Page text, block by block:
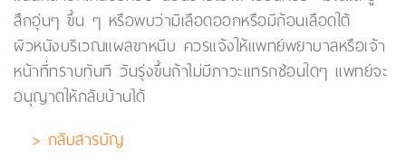
สึกอุ่นๆ ขึ้น ๆ หรือพบว่ามีเลือดออกหรือมีก้อนเลือดใต้
ผิวหนังบริเวณแผลขาหนีบ ควรแจ้งให้แพทย์พยาบาลหรือเจ้า
หน้าที่ทราบทันที วันรุ่งขึ้นถ้าไม่มีภาวะแทรกซ้อนใดๆ แพทย์จะ
อนุญาตให้กลับบ้านได้
> กลับสารบัญ